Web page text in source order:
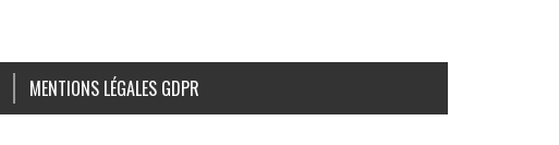
MENTIONS LÉGALES GDPR